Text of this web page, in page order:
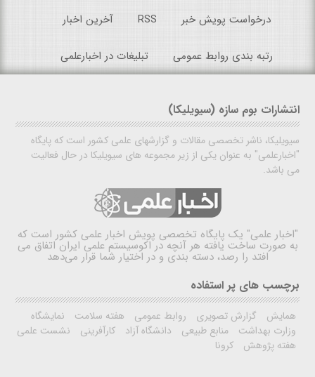
درخواست پویش خبر RSS آخرین اخبار
رتبه بندی روابط عمومی تبلیغات در اخبارعلمی
انتشارات بوم سازه (سیویلیکا)
سیویلیکا، ناشر تخصصی مقالات و گزارشهای علمی کشور است که پایگاه
"اخبارعلمی" به عنوان یکی از زیر مجموعه های سیویلیکا در حال فعالیت
می باشد.
"اخبار علمی" یک پایگاه تخصصی پویش اخبار علمی کشور است که
به صورت ساخت یافته هر آنچه در اکوسیستم علمی ایران اتفاق می
افتد را رصد، دسته بندی و در اختیار شما قرار می‌دهد
برچسب های پر استفاده
همایش گزارش تصویری روابط عمومی هفته سلامت
نمایشگاه
وزارت بهداشت
منابع طبیعی دانشگاه آزاد کارآفرینی
نشست علمی
هفته پژوهش
کرونا